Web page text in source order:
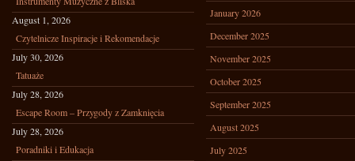
August 1, 2026
Czytelnicze Inspiracje i Rekomendacje
July 30, 2026
Tatuaże
July 28, 2026
Escape Room – Przygody z Zamknięcia
July 28, 2026
Poradniki i Edukacja
January 2026
December 2025
November 2025
October 2025
September 2025
August 2025
July 2025